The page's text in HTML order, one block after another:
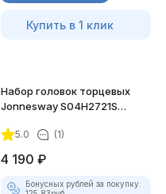
Купить в 1 клик
Набор головок торцевых
Jonnesway S04H2721S
5.0 (1)
4 190 ₽
Бонусных рублей за покупку: